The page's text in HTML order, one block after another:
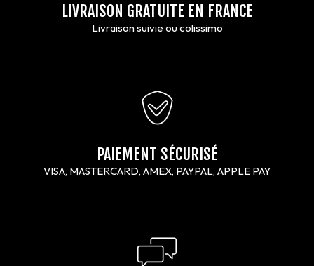
LIVRAISON GRATUITE EN FRANCE
Livraison suivie ou colissimo
PAIEMENT SÉCURISÉ
VISA, MASTERCARD, AMEX, PAYPAL, APPLE PAY